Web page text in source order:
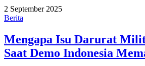
2 September 2025
Berita
Mengapa Isu Darurat
Saat Demo Indonesia